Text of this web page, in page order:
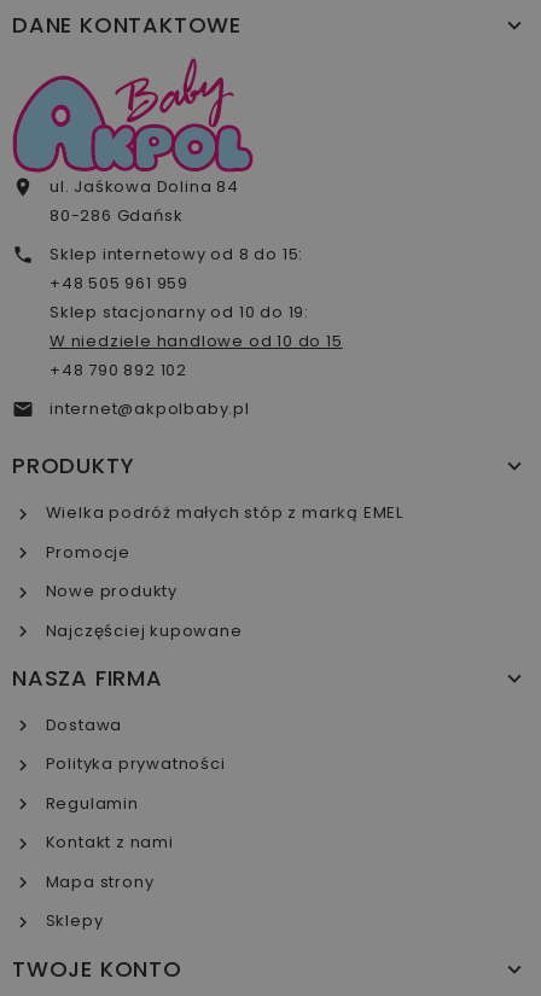
DANE KONTAKTOWE

ul. Jaśkowa Dolina 84
80-286 Gdańsk

Sklep internetowy od 8 do 15:
+48 505 961 959
Sklep stacjonarny od 10 do 19:
W niedziele handlowe od 10 do 15
+48 790 892 102
 internet@akpolbaby.pl
PRODUKTY
Wielka podróż małych stóp z marką EMEL
Promocje
Nowe produkty
Najczęściej kupowane
NASZA FIRMA
Dostawa
Polityka prywatności
Regulamin
Kontakt z nami
Mapa strony
Sklepy
TWOJE KONTO